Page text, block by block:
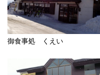
御食事処 くえい